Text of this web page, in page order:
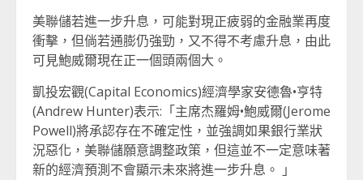
美聯儲若進一步升息，可能對現正疲弱的金融業再度
衝擊，但倘若通膨仍強勁，又不得不考慮升息，由此
可見鮑威爾現在正一個頭兩個大。
凱投宏觀(Capital Economics)經濟學家安德魯•亨特
(Andrew Hunter)表示:「主席杰羅姆•鮑威爾(Jerome
Powell)將承認存在不確定性，並強調如果銀行業狀
況惡化，美聯儲願意調整政策，但這並不一定意味著
新的經濟預測不會顯示未來將進一步升息。 」